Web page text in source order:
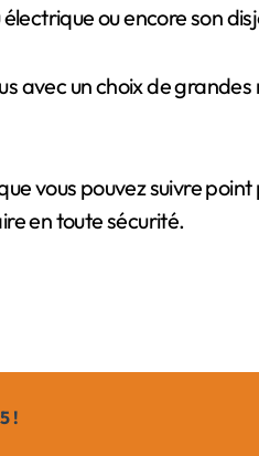
ou encore son
avec un choix de
vous pouvez suivre
en toute sécurité.
!